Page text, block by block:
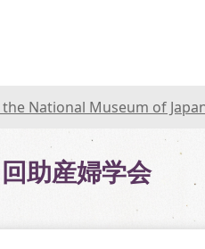
National Museum of
助産婦学会